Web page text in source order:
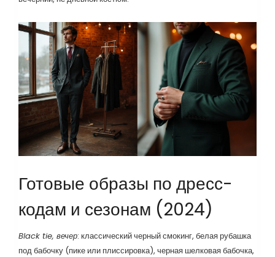
Готовые образы по дресс-
кодам и сезонам (2024)
Black tie, вечер: классический черный смокинг, белая рубашка
под бабочку (пике или плиссировка), черная шелковая бабочка,